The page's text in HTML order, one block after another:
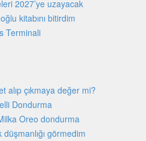
2027’ye uzayacak
kitabını bitirdim
Terminali
alıp çıkmaya değer mi?
Dondurma
Oreo dondurma
görmedim